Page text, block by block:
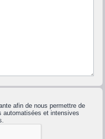
afin de nous permettre de
automatisées et intensives